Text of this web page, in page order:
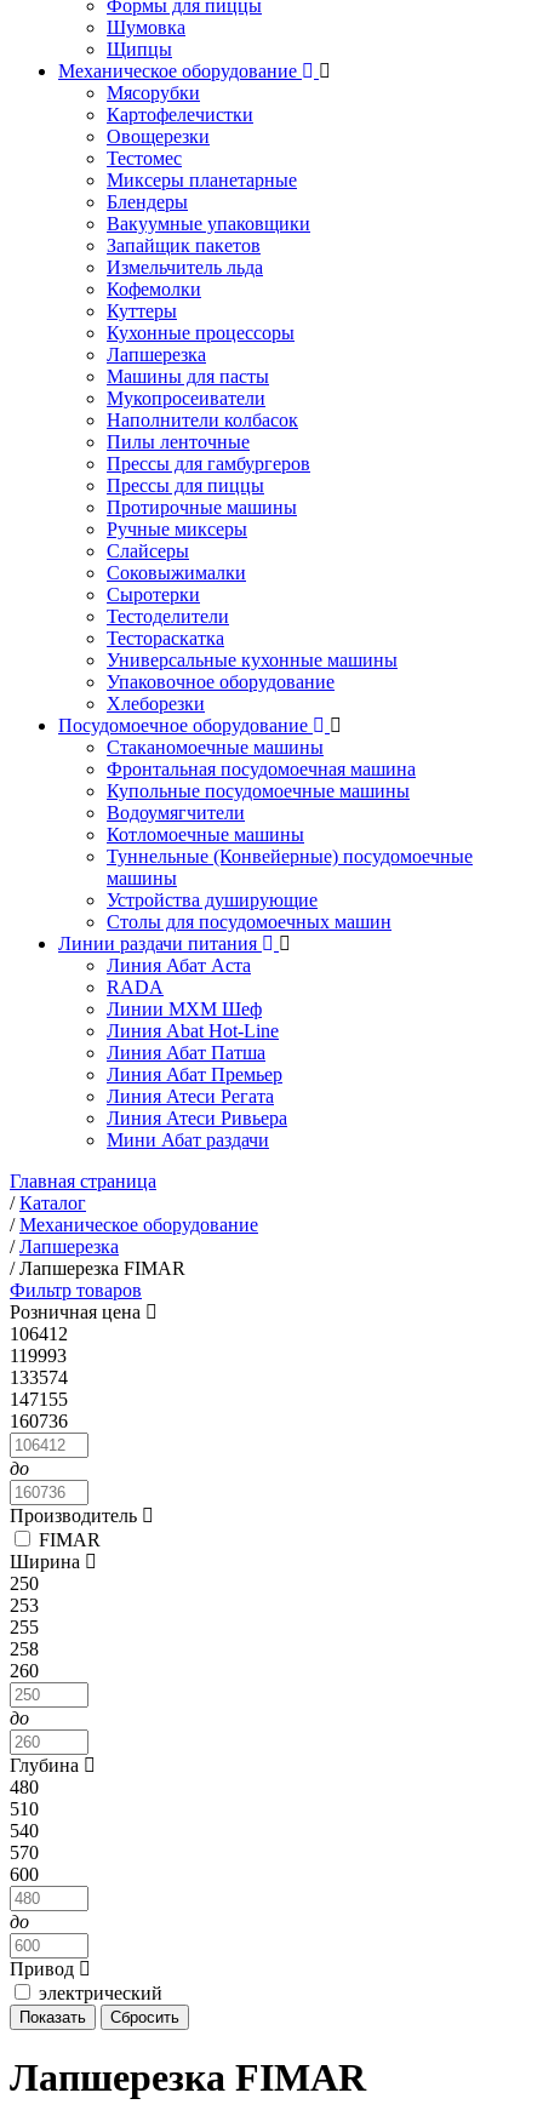
Формы для пиццы
Шумовка
Щипцы
Механическое оборудование
Мясорубки
Картофелечистки
Овощерезки
Тестомес
Миксеры планетарные
Блендеры
Вакуумные упаковщики
Запайщик пакетов
Измельчитель льда
Кофемолки
Куттеры
Кухонные процессоры
Лапшерезка
Машины для пасты
Мукопросеиватели
Наполнители колбасок
Пилы ленточные
Прессы для гамбургеров
Прессы для пиццы
Протирочные машины
Ручные миксеры
Слайсеры
Соковыжималки
Сыротерки
Тестоделители
Тестораскатка
Универсальные кухонные машины
Упаковочное оборудование
Хлеборезки
Посудомоечное оборудование
Стаканомоечные машины
Фронтальная посудомоечная машина
Купольные посудомоечные машины
Водоумягчители
Котломоечные машины
Туннельные (Конвейерные) посудомоечные
машины
Устройства душирующие
Столы для посудомоечных машин
Линии раздачи питания
Линия Абат Аста
RADA
Линии МХМ Шеф
Линия Abat Hot-Line
Линия Абат Патша
Линия Абат Премьер
Линия Атеси Регата
Линия Атеси Ривьера
Мини Абат раздачи
Главная страница
/Каталог
/Механическое оборудование
/Лапшерезка
/Лапшерезка FIMAR
Фильтр товаров
Розничная цена
106412
119993
133574
147155
160736
до
Производитель
FIMAR
Ширина
250
253
255
258
260
до
Глубина
480
510
540
570
600
до
Привод
электрический
Лапшерезка FIMAR